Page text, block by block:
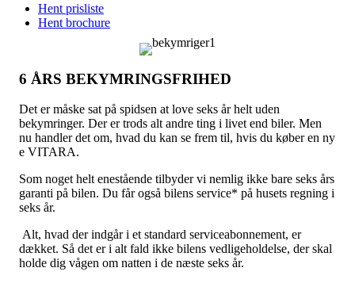
Hent prisliste
Hent brochure
6 ÅRS BEKYMRINGSFRIHED
Det er måske sat på spidsen at love seks år helt uden
bekymringer. Der er trods alt andre ting i livet end biler. Men
nu handler det om, hvad du kan se frem til, hvis du køber en ny
e VITARA.
Som noget helt enestående tilbyder vi nemlig ikke bare seks års
garanti på bilen. Du får også bilens service* på husets regning i
seks år.
Alt, hvad der indgår i et standard serviceabonnement, er
dækket. Så det er i alt fald ikke bilens vedligeholdelse, der skal
holde dig vågen om natten i de næste seks år.